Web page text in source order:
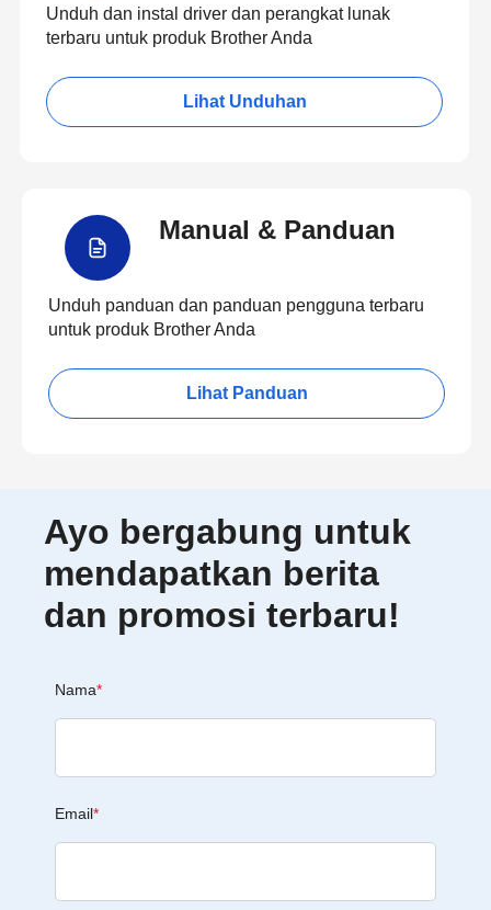
Unduh dan instal driver dan perangkat lunak
terbaru untuk produk Brother Anda
Lihat Unduhan
Manual & Panduan
Unduh panduan dan panduan pengguna terbaru
untuk produk Brother Anda
Lihat Panduan
Ayo bergabung untuk
mendapatkan berita
dan promosi terbaru!
Nama*
Email*